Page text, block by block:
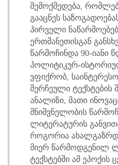
შემოქმედება,
გააცნეს
პირველი
ერთმანეთისგან
წარმოჩინდა 90-იანი
პოლიტიკურ-
ვფიქრობ, საინტერესო
შერჩეული ტექსტების
ანალიზი, მათი
მნიშვნელობის
ლიტერატურის
როგორია
მიერ წარმოდგენილ
ტექსტებში ამ ეპოქის